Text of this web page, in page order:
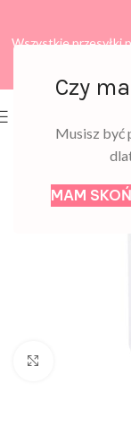
Czy
Musisz być
MAM
Wszystkie przesyłki